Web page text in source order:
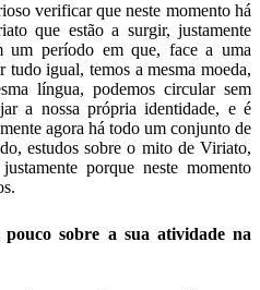
verificar que neste momento há
que estão a surgir, justamente
um período em que, face a uma
tudo igual, temos a mesma moeda,
língua, podemos circular sem
a nossa própria identidade, e é
agora há todo um conjunto de
estudos sobre o mito de Viriato,
porque neste momento
sobre a sua atividade na